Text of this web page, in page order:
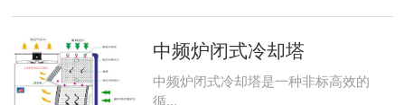
中频炉闭式冷却塔
中频炉闭式冷却塔是一种非标高效的
循...